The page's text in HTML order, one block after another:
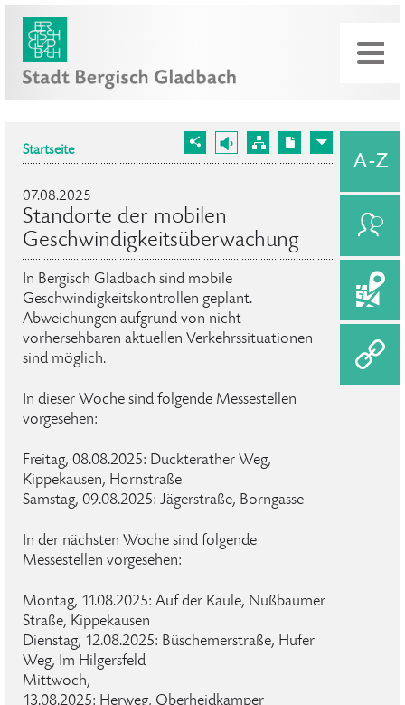
Startseite
07.08.2025
Standorte der mobilen
Geschwindigkeitsüberwachung
In Bergisch Gladbach sind mobile
Geschwindigkeitskontrollen geplant.
Abweichungen aufgrund von nicht
vorhersehbaren aktuellen Verkehrssituationen
sind möglich.
In dieser Woche sind folgende Messestellen
vorgesehen:
Freitag, 08.08.2025: Duckterather Weg,
Kippekausen, Hornstraße
Samstag, 09.08.2025: Jägerstraße, Borngasse
In der nächsten Woche sind folgende
Messestellen vorgesehen:
Montag, 11.08.2025: Auf der Kaule, Nußbaumer
Straße, Kippekausen
Dienstag, 12.08.2025: Büschemerstraße, Hufer
Weg, Im Hilgersfeld
Mittwoch,
13.08.2025: Herweg, Oberheidkamper